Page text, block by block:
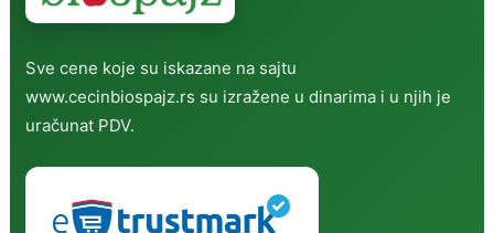
Sve cene koje su iskazane na sajtu
www.cecinbiospajz.rs su izražene u dinarima i u njih je
uračunat PDV.